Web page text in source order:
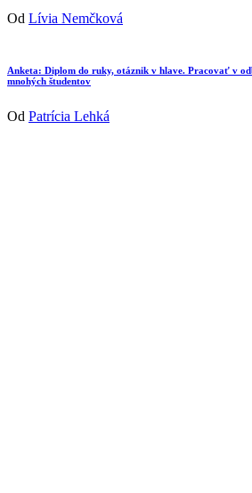
Od Lívia Nemčková
Anketa: Diplom do ruky, otáznik v hlave. Pracovať v
mnohých študentov
Od Patrícia Lehká